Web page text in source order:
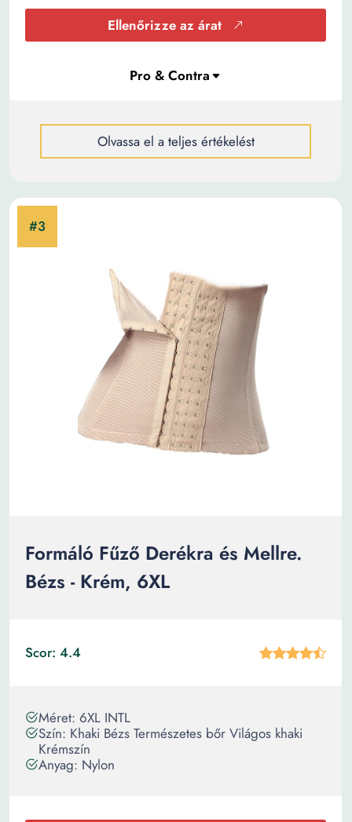
Ellenőrizze az árat
Olvassa el a teljes értékelést
Formáló Fűző Derékra és Mellre.
Bézs - Krém, 6XL
Scor: 4.4
Méret: 6XL INTL
Szín: Khaki Bézs Természetes bőr Világos khaki
Krémszín
Anyag: Nylon